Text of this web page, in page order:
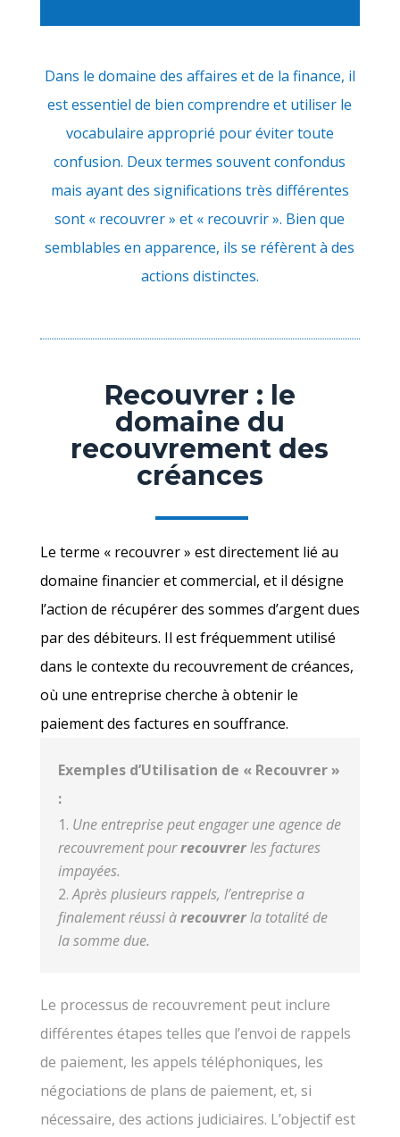
Dans le domaine des affaires et de la finance, il
est essentiel de bien comprendre et utiliser le
vocabulaire approprié pour éviter toute
confusion. Deux termes souvent confondus
mais ayant des significations très différentes
sont « recouvrer » et « recouvrir ». Bien que
semblables en apparence, ils se réfèrent à des
actions distinctes.
Recouvrer : le
domaine du
recouvrement des
créances
Le terme « recouvrer » est directement lié au
domaine financier et commercial, et il désigne
l’action de récupérer des sommes d’argent dues
par des débiteurs. Il est fréquemment utilisé
dans le contexte du recouvrement de créances,
où une entreprise cherche à obtenir le
paiement des factures en souffrance.
Exemples d’Utilisation de « Recouvrer »
:
Une entreprise peut engager une agence de
recouvrement pourrecouvrerles factures
impayées.
Après plusieurs rappels, l’entreprise a
finalement réussi àrecouvrerla totalité de
la somme due.
Le processus de recouvrement peut inclure
différentes étapes telles que l’envoi de rappels
de paiement, les appels téléphoniques, les
négociations de plans de paiement, et, si
nécessaire, des actions judiciaires. L’objectif est